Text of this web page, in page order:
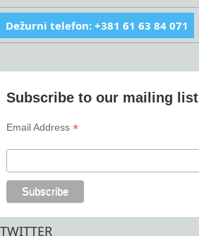
Dežurni telefon: +381 61 63 84 071
Subscribe to our mailing list
Email Address*
TWITTER